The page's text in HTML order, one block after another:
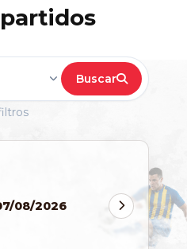
Buscar
08/2026